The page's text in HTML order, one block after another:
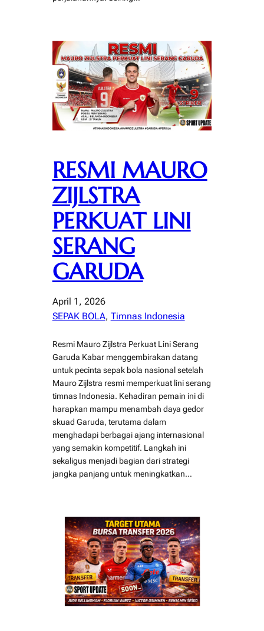
RESMI MAURO
ZIJLSTRA
PERKUAT LINI
SERANG
GARUDA
April 1, 2026
SEPAK BOLA, Timnas Indonesia
Resmi Mauro Zijlstra Perkuat Lini Serang
Garuda Kabar menggembirakan datang
untuk pecinta sepak bola nasional setelah
Mauro Zijlstra resmi memperkuat lini serang
timnas Indonesia. Kehadiran pemain ini di
harapkan mampu menambah daya gedor
skuad Garuda, terutama dalam
menghadapi berbagai ajang internasional
yang semakin kompetitif. Langkah ini
sekaligus menjadi bagian dari strategi
jangka panjang untuk meningkatkan…